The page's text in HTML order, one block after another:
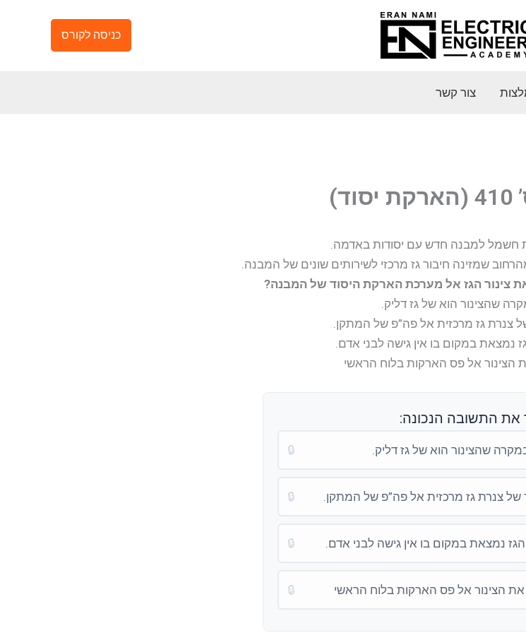
כניסה לקורס
צור קשר
חשמל למבנה חדש עם יסודות באדמה.
שמזינה חיבור גז מרכזי לשירותים שונים של המבנה.
צינור הגז אל מערכת הארקת היסוד של המבנה?
את התשובה הנכונה:
🔒
🔒
🔒
🔒